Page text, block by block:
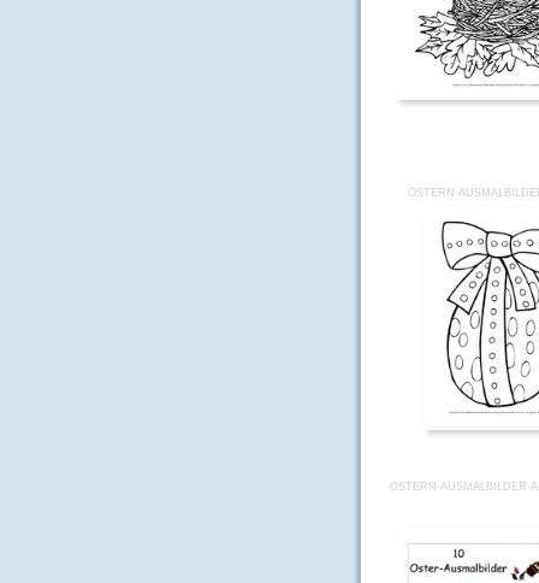
OSTERN-
OSTERN-AUSMALBILDER-